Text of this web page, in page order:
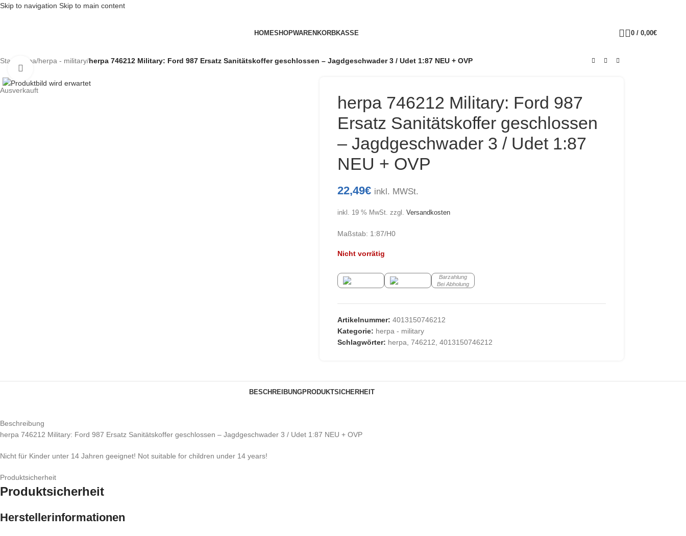
Skip to navigation Skip to main content
HOMESHOPWARENKORBKASSE 0 / 0,00€
Start herpa/herpa - military/herpa 746212 Military: Ford 987 Ersatz Sanitätskoffer geschlossen – Jagdgeschwader 3 / Udet 1:87 NEU + OVP
Ausverkauft
herpa 746212 Military: Ford 987
Ersatz Sanitätskoffer geschlossen
– Jagdgeschwader 3 / Udet 1:87
NEU + OVP
22,49€ inkl. MWSt.
inkl. 19 % MwSt. zzgl. Versandkosten
Maßstab: 1:87/H0
Nicht vorrätig
Barzahlung
Bei Abholung
Artikelnummer: 4013150746212
Kategorie: herpa - military
Schlagwörter: herpa 746212 4013150746212
BESCHREIBUNGPRODUKTSICHERHEIT
Beschreibung
herpa 746212 Military: Ford 987 Ersatz Sanitätskoffer geschlossen – Jagdgeschwader 3 / Udet 1:87 NEU + OVP
Nicht für Kinder unter 14 Jahren geeignet! Not suitable for children under 14 years!
Produktsicherheit
Produktsicherheit
Herstellerinformationen